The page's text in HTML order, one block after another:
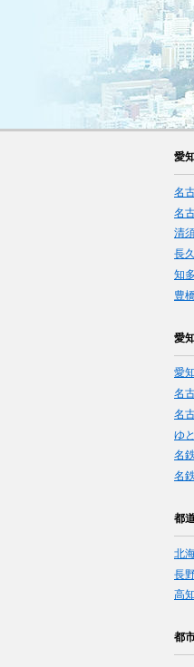
愛
名
名
清
長
知
豊
愛
愛
名
名
ゆ
名
名
都
北
長
高知
都